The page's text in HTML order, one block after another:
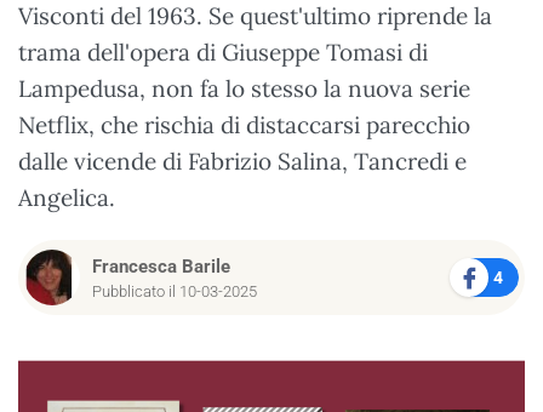
Visconti del 1963. Se quest'ultimo riprende la
trama dell'opera di Giuseppe Tomasi di
Lampedusa, non fa lo stesso la nuova serie
Netflix, che rischia di distaccarsi parecchio
dalle vicende di Fabrizio Salina, Tancredi e
Angelica.
Francesca Barile
Pubblicato il 10-03-2025
4